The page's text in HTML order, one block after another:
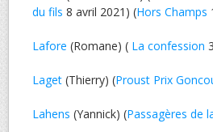
du fils 8 avril 2021) (Hors Champs
Lafore (Romane) ( La confession
Laget (Thierry) (Proust Prix
Lahens (Yannick) (Passagères de